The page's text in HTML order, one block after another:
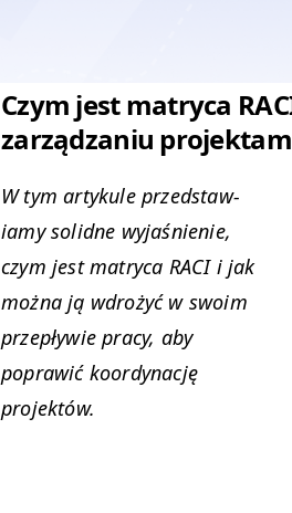
Czym jest matryca
zarządzaniu
W tym artykule przed­staw­
iamy solidne wyjaśnie­nie,
czym jest matryca RACIi jak
moż­na ją wdrożyć w swoim
przepły­wie pra­cy, aby
popraw­ić koor­dy­nację
projektów.